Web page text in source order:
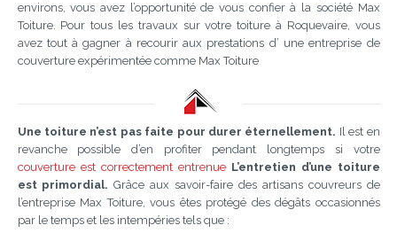
environs, vous avez l’opportunité de vous confier à la société Max
Toiture. Pour tous les travaux sur votre toiture à Roquevaire, vous
avez tout à gagner à recourir aux prestations d’ une entreprise de
couverture expérimentée comme Max Toiture
Une toiture n’est pas faite pour durer éternellement. Il est en
revanche possible d’en profiter pendant longtemps si votre
couverture est correctement entrenue L’entretien d’une toiture
est primordial. Grâce aux savoir-faire des artisans couvreurs de
l’entreprise Max Toiture, vous êtes protégé des dégâts occasionnés
par le temps et les intempéries tels que :